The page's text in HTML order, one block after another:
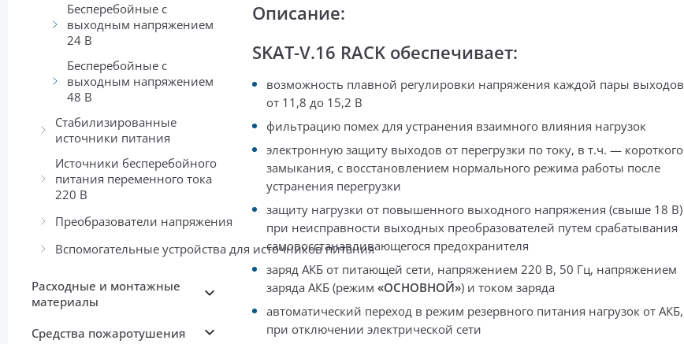
Описание:
SKAT-V.16 RACK обеспечивает:
возможность плавной регулировки напряжения каждой пары выходов
от 11,8 до 15,2 В
фильтрацию помех для устранения взаимного влияния нагрузок
электронную защиту выходов от перегрузки по току, в т.ч. — короткого
замыкания, с восстановлением нормального режима работы после
устранения перегрузки
защиту нагрузки от повышенного выходного напряжения (свыше 18 В)
при неисправности выходных преобразователей путем срабатывания
самовосстанавливающегося предохранителя
заряд АКБ от питающей сети, напряжением 220 В, 50 Гц, напряжением
заряда АКБ (режим «ОСНОВНОЙ») и током заряда
автоматический переход в режим резервного питания нагрузок от АКБ,
при отключении электрической сети
Бесперебойные с
выходным напряжением
24 В
Бесперебойные с
выходным напряжением
48 В
Стабилизированные
источники питания
Источники бесперебойного
питания переменного тока
220 В
Преобразователи напряжения
Вспомогательные устройства для источников питания
Расходные и монтажные
материалы
Средства пожаротушения